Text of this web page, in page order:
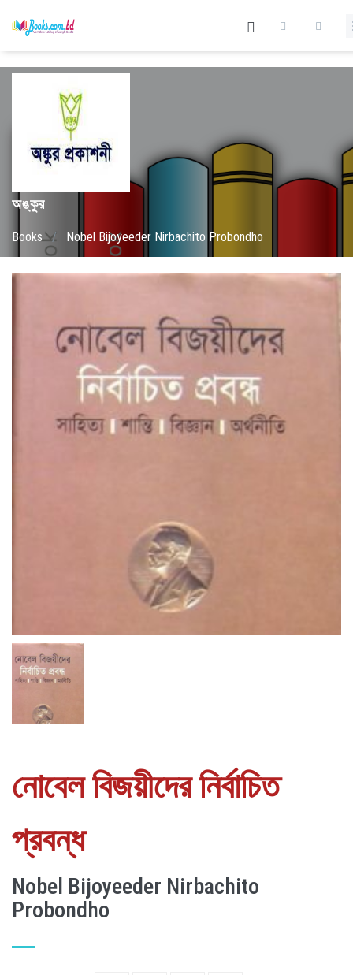
অঙ্কুর
Books / Nobel Bijoyeeder Nirbachito Probondho
নোবেল বিজয়ীদের নির্বাচিত
প্রবন্ধ
Nobel Bijoyeeder Nirbachito
Probondho